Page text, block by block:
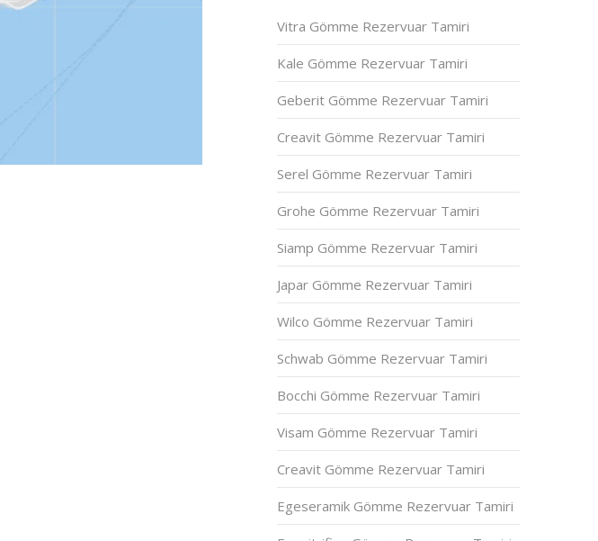
Vitra Gömme Rezervuar Tamiri
Kale Gömme Rezervuar Tamiri
Geberit Gömme Rezervuar Tamiri
Creavit Gömme Rezervuar Tamiri
Serel Gömme Rezervuar Tamiri
Grohe Gömme Rezervuar Tamiri
Siamp Gömme Rezervuar Tamiri
Japar Gömme Rezervuar Tamiri
Wilco Gömme Rezervuar Tamiri
Schwab Gömme Rezervuar Tamiri
Bocchi Gömme Rezervuar Tamiri
Visam Gömme Rezervuar Tamiri
Creavit Gömme Rezervuar Tamiri
Egeseramik Gömme Rezervuar Tamiri